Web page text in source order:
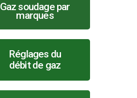
Gaz soudage par
marques
Réglages du
débit de gaz